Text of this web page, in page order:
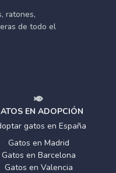
ratones,
de todo el
EN ADOPCIÓN
gatos en España
Gatos en Madrid
Gatos en Barcelona
Gatos en Valencia